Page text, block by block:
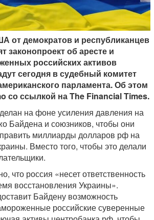
от демократов и республиканцев
законопроект об аресте и
российских активов
сегодня в судебный комитет
парламента. Об этом
со ссылкой на The Financial Times.
на фоне усиления давления на
Байдена и союзников, чтобы они
миллиарды долларов рф на
Вместо того, чтобы это делали
что россия «несет ответственность
восстановления Украины».
Байдену возможность
российские суверенные